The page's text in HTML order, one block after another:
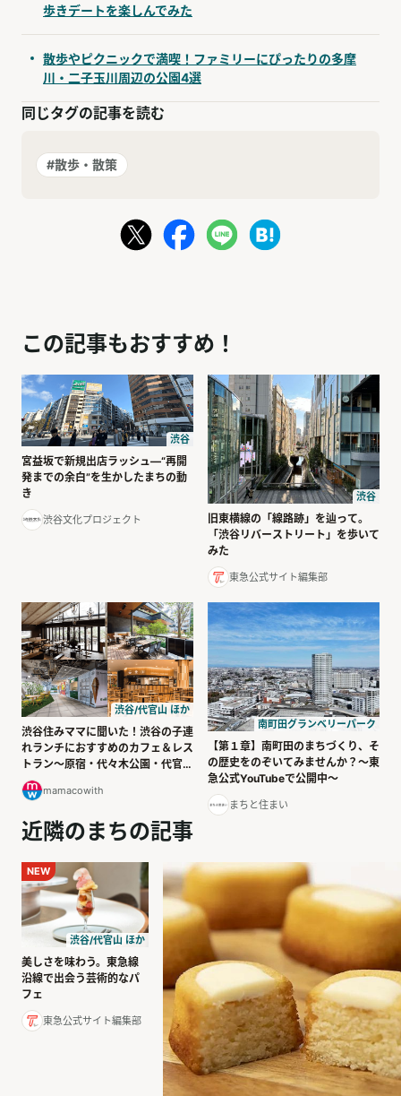
歩きデートを楽しんでみた
散歩やピクニックで満喫！ファミリーにぴったりの多摩
川・二子玉川周辺の公園4選
同じタグの記事を読む
#散歩・散策
この記事もおすすめ！
渋谷
宮益坂で新規出店ラッシュ―“再開
発までの余白”を生かしたまちの動
き
渋谷文化プロジェクト
渋谷
旧東横線の「線路跡」を辿って。
「渋谷リバーストリート」を歩いて
みた
東急公式サイト編集部
渋谷/代官山 ほか
渋谷住みママに聞いた！渋谷の子連
れランチにおすすめのカフェ＆レス
トラン～原宿・代々木公園・代官山
編～
mamacowith
南町田グランベリーパーク
【第１章】南町田のまちづくり、そ
の歴史をのぞいてみませんか？～東
急公式YouTubeで公開中～
まちと住まい
近隣のまちの記事
NEW
渋谷/代官山 ほか
美しさを味わう。東急線
沿線で出会う芸術的なパ
フェ
東急公式サイト編集部